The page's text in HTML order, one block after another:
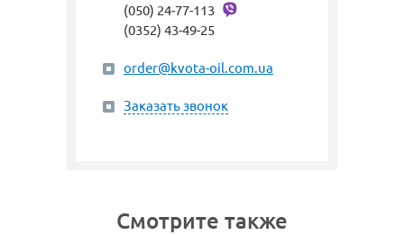
(050) 24-77-113
(0352) 43-49-25
order@kvota-oil.com.ua
Заказать звонок
Смотрите также